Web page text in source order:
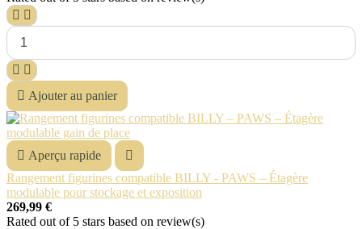
 
 
 Ajouter au panier
 Aperçu rapide

Rangement figurines compatible BILLY - PAWS – Étagère
modulable pour stockage et exposition
269,99 €
Rated out of 5 stars based on review(s)